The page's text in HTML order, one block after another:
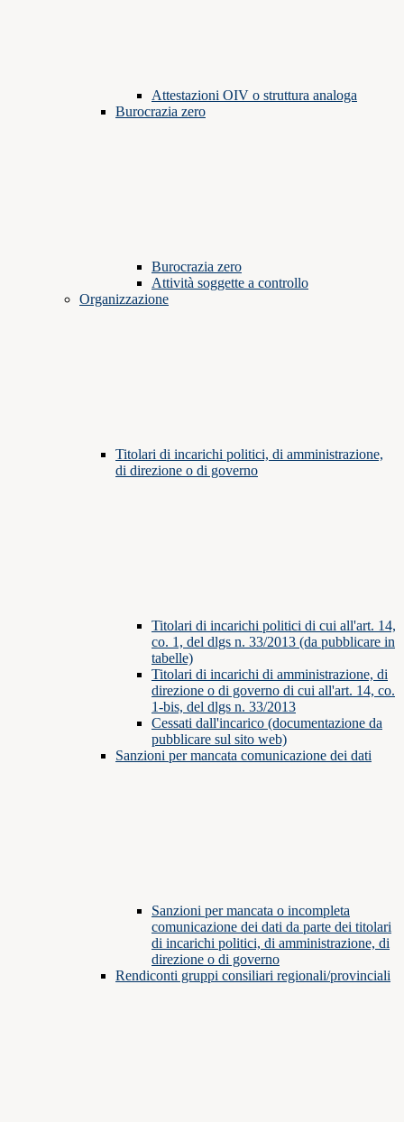
Attestazioni OIV o struttura analoga
Burocrazia zero
Burocrazia zero
Attività soggette a controllo
Organizzazione
Titolari di incarichi politici, di amministrazione,
di direzione o di governo
Titolari di incarichi politici di cui all'art. 14,
co. 1, del dlgs n. 33/2013 (da pubblicare in
tabelle)
Titolari di incarichi di amministrazione, di
direzione o di governo di cui all'art. 14, co.
1-bis, del dlgs n. 33/2013
Cessati dall'incarico (documentazione da
pubblicare sul sito web)
Sanzioni per mancata comunicazione dei dati
Sanzioni per mancata o incompleta
comunicazione dei dati da parte dei titolari
di incarichi politici, di amministrazione, di
direzione o di governo
Rendiconti gruppi consiliari regionali/provinciali